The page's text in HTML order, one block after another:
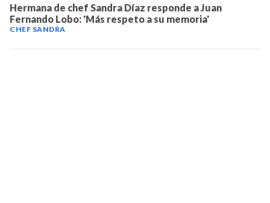
Hermana de chef Sandra Díaz responde a Juan
Fernando Lobo: 'Más respeto a su memoria'
CHEF SANDRA